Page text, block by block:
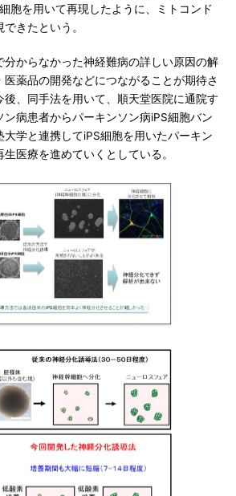
胞を用いて再現したように、ミトコンド
きたという。
からなかった神経難病の詳しい原因の解
薬品の開発などにつながることが期待さ
、同手法を用いて、順天堂医院に通院す
ン病患者からパーキンソン病iPS細胞バン
大学と連携してiPS細胞を用いたパーキン
医療を進めていくとしている。